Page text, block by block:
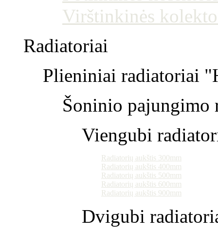
Virštinkinės
Radiatoriai
Plieniniai radiatoriai
Šoninio pajungimo
Viengubi
Radiatorių aukštis 300mm
Radiatorių aukštis 400mm
Radiatorių aukštis 500mm
Radiatorių aukštis 600mm
Radiatorių aukštis 900mm
Dvigubi